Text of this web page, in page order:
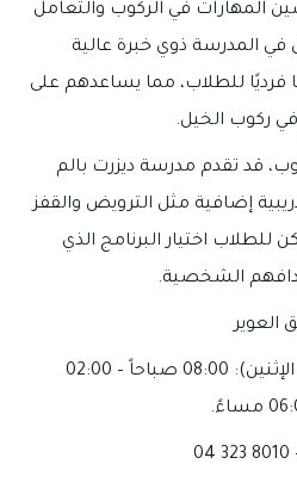
المهارات في الركوب والتعامل
في المدرسة ذوي خبرة عالية
فرديًا للطلاب، مما يساعدهم على
ركوب الخيل.
قد تقدم مدرسة ديزرت بالم
إضافية مثل الترويض والقفز
للطلاب اختيار البرنامج الذي
الشخصية.
أوقات العمل (الأربعاء – الإثنين): 08:00 صباحاً – 02:00